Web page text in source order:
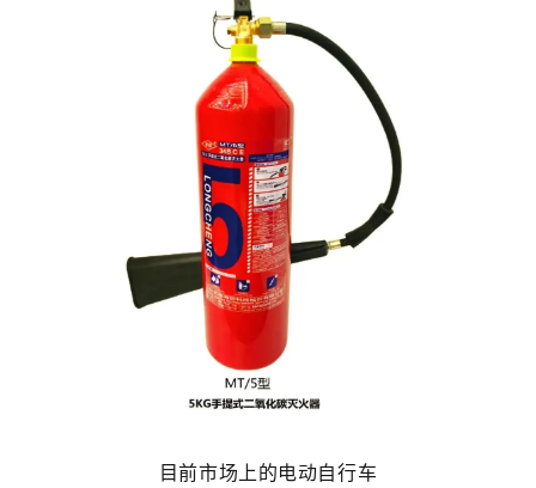
目前市场上的电动自行车